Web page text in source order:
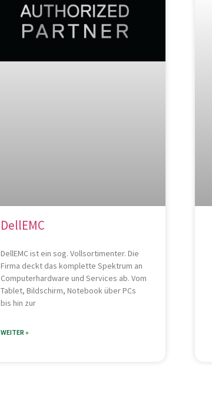
DellEMC
DellEMC ist ein sog. Vollsortimenter. Die
Firma deckt das komplette Spektrum an
Computerhardware und Services ab. Vom
Tablet, Bildschirm, Notebook über PCs
bis hin zur
WEITER »